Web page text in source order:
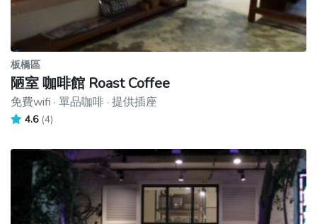
板橋區
陋室 咖啡館 Roast Coffee
免費wifi · 單品咖啡 · 提供插座
4.6 (4)